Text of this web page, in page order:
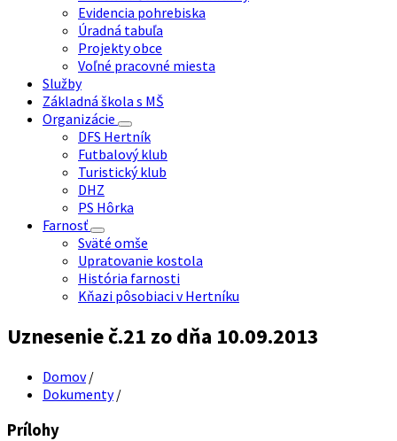
Evidencia pohrebiska
Úradná tabuľa
Projekty obce
Voľné pracovné miesta
Služby
Základná škola s MŠ
Organizácie
DFS Hertník
Futbalový klub
Turistický klub
DHZ
PS Hôrka
Farnosť
Sväté omše
Upratovanie kostola
História farnosti
Kňazi pôsobiaci v Hertníku
Uznesenie č.21 zo dňa 10.09.2013
Domov /
Dokumenty /
Prílohy